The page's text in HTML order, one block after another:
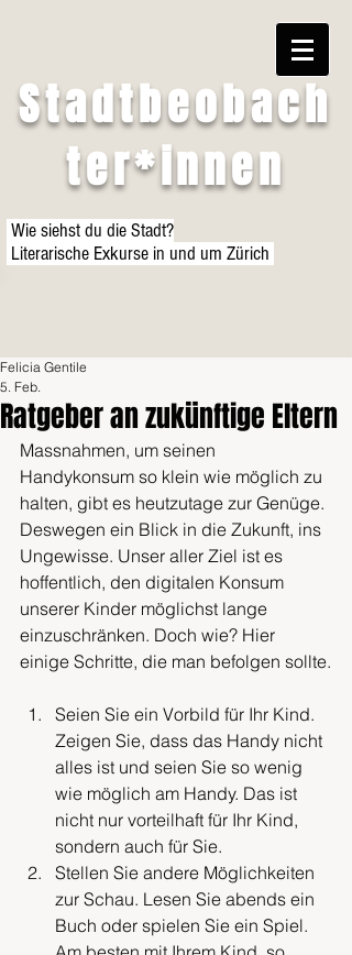
Stadtbeobach
ter*innen
Wie siehst du die Stadt?
Literarische Exkurse in und um Zürich
Ratgeber an zukünftige Eltern
Felicia Gentile
5. Feb.
Massnahmen, um seinen
Handykonsum so klein wie möglich zu
halten, gibt es heutzutage zur Genüge.
Deswegen ein Blick in die Zukunft, ins
Ungewisse. Unser aller Ziel ist es
hoffentlich, den digitalen Konsum
unserer Kinder möglichst lange
einzuschränken. Doch wie? Hier
einige Schritte, die man befolgen sollte.
Seien Sie ein Vorbild für Ihr Kind.
Zeigen Sie, dass das Handy nicht
alles ist und seien Sie so wenig
wie möglich am Handy. Das ist
nicht nur vorteilhaft für Ihr Kind,
sondern auch für Sie.
Stellen Sie andere Möglichkeiten
zur Schau. Lesen Sie abends ein
Buch oder spielen Sie ein Spiel.